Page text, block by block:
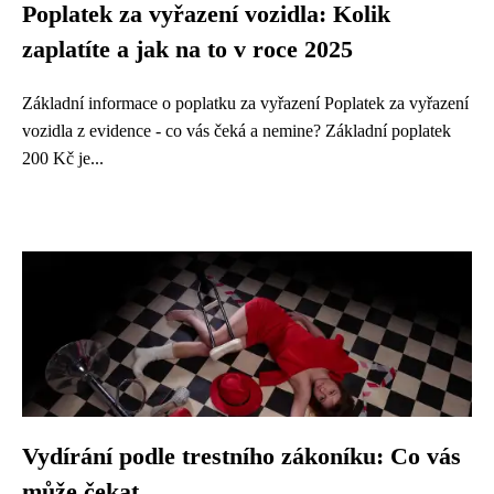
Poplatek za vyřazení vozidla: Kolik
zaplatíte a jak na to v roce 2025
Základní informace o poplatku za vyřazení Poplatek za vyřazení
vozidla z evidence - co vás čeká a nemine? Základní poplatek
200 Kč je...
Vydírání podle trestního zákoníku: Co vás